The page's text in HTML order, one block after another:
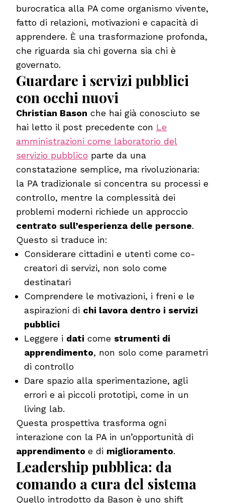
burocratica alla PA come organismo vivente,
fatto di relazioni, motivazioni e capacità di
apprendere. È una trasformazione profonda,
che riguarda sia chi governa sia chi è
governato.
Guardare i servizi pubblici
con occhi nuovi
Christian Bason che hai già conosciuto se
hai letto il post precedente con Le
amministrazioni come laboratorio del
servizio pubblico parte da una
constatazione semplice, ma rivoluzionaria:
la PA tradizionale si concentra su processi e
controllo, mentre la complessità dei
problemi moderni richiede un approccio
centrato sull’esperienza delle persone.
Questo si traduce in:
Considerare cittadini e utenti come co-
creatori di servizi, non solo come
destinatari
Comprendere le motivazioni, i freni e le
aspirazioni di chi lavora dentro i servizi
pubblici
Leggere i dati come strumenti di
apprendimento, non solo come parametri
di controllo
Dare spazio alla sperimentazione, agli
errori e ai piccoli prototipi, come in un
living lab.
Questa prospettiva trasforma ogni
interazione con la PA in un’opportunità di
apprendimento e di miglioramento.
Leadership pubblica: da
comando a cura del sistema
Quello introdotto da Bason è uno shift